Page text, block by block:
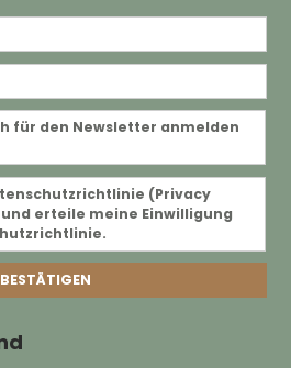
für den Newsletter anmelden
(Privacy
erteile meine Einwilligung
BESTÄTIGEN